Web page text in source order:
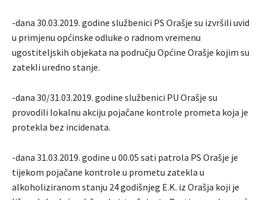
-dana 30.03.2019. godine službenici PS Orašje su izvršili uvid
u primjenu općinske odluke o radnom vremenu
ugostiteljskih objekata na području Općine Orašje kojim su
zatekli uredno stanje.
-dana 30/31.03.2019. godine službenici PU Orašje su
provodili lokalnu akciju pojačane kontrole prometa koja je
protekla bez incidenata.
-dana 31.03.2019. godine u 00.05 sati patrola PS Orašje je
tijekom pojačane kontrole u prometu zatekla u
alkoholiziranom stanju 24 godišnjeg E.K. iz Orašja koji je